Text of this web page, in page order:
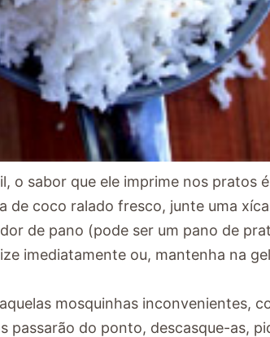
o sabor que ele imprime nos pratos
de coco ralado fresco, junte uma
de pano (pode ser um pano de
imediatamente ou, mantenha na
mosquinhas inconvenientes,
passarão do ponto, descasque-as,